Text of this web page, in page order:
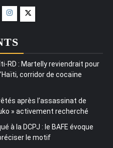
RD : Martelly reviendrait pour
corridor de cocaïne
après l’assassinat de
» activement recherché
à la DCPJ : le BAFE évoque
le motif